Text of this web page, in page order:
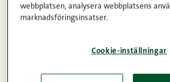
webbplatsen, analysera webbplatsens
marknadsföringsinsatser.
Cookie-inställningar